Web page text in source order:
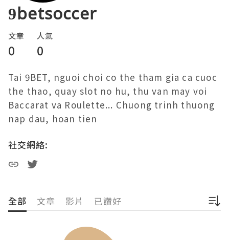
9betsoccer
文章
0
人氣
0
Tai 9BET, nguoi choi co the tham gia ca cuoc
the thao, quay slot no hu, thu van may voi
Baccarat va Roulette... Chuong trinh thuong
nap dau, hoan tien
社交網絡:
全部 文章 影片 已讚好